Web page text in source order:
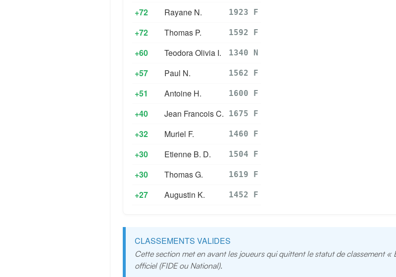
+72 Rayane N. 1923 F
+72 Thomas P. 1592 F
+60 Teodora Olivia I. 1340 N
+57 Paul N. 1562 F
+51 Antoine H. 1600 F
+40 Jean Francois C. 1675 F
+32 Muriel F. 1460 F
+30 Etienne B. D. 1504 F
+30 Thomas G. 1619 F
+27 Augustin K. 1452 F
CLASSEMENTS VALIDES
Cette section met en avant les joueurs qui quittent le statut de classement «
officiel (FIDE ou National).